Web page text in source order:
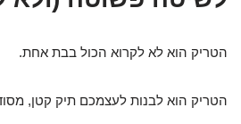
הטריק הוא לא לקרוא הכול בבת אחת.
הטריק הוא לבנות לעצמכם תיק קטן,